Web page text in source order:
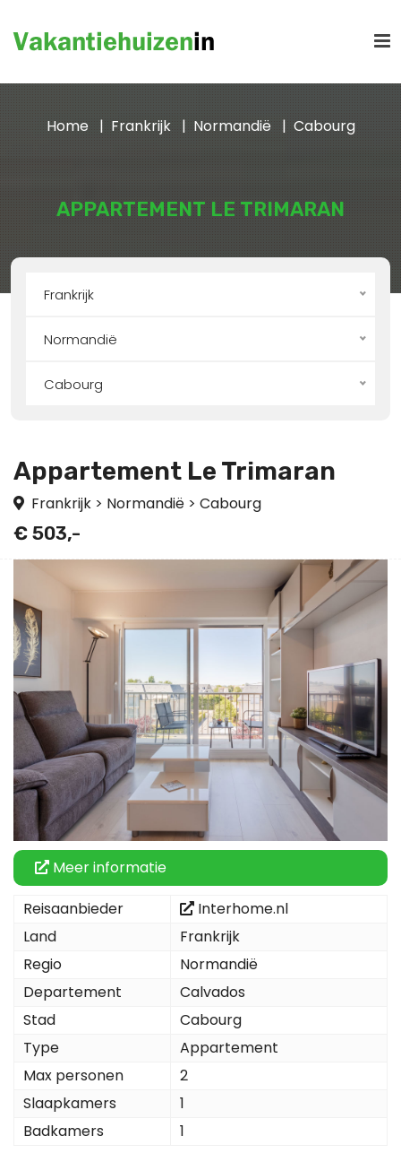
APPARTEMENT LE TRIMARAN
Home Frankrijk Normandië Cabourg
Frankrijk
Normandië
Cabourg
Appartement Le Trimaran
Frankrijk > Normandië > Cabourg
€ 503,-
Meer informatie
Reisaanbieder
Interhome.nl
Land
Frankrijk
Regio
Normandië
Departement
Calvados
Stad
Cabourg
Type
Appartement
Max personen
2
Slaapkamers
1
Badkamers
1